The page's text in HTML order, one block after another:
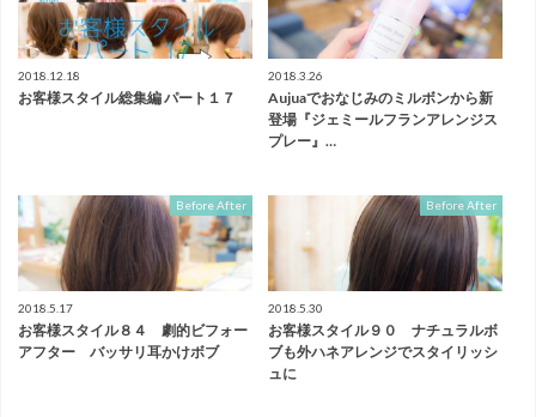
2018.12.18
お客様スタイル総集編 パート１７
2018.3.26
Aujuaでおなじみのミルボンから新
登場『ジェミールフランアレンジス
プレー』…
Before After
2018.5.17
お客様スタイル８４ 劇的ビフォー
アフター バッサリ耳かけボブ
Before After
2018.5.30
お客様スタイル９０ ナチュラルボ
ブも外ハネアレンジでスタイリッシ
ュに